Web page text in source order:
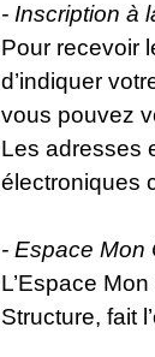
- Inscription à
Pour recevoir
d’indiquer
vous pouvez
Les adresses
électroniques
- Espace Mon
L’Espace
Structure, fait